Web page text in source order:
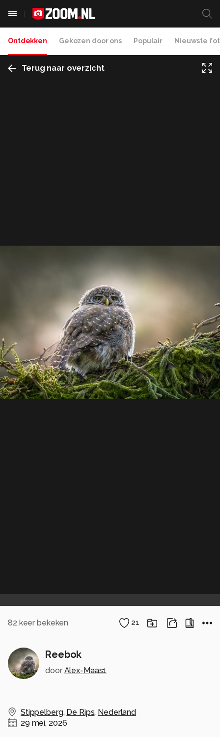
Ontdekken Gekozen door ons Populair Nieuwste
Terug naar overzicht
82 keer bekeken 21
Reebok
door Alex-Maas1
Stippelberg, De Rips, Nederland
29 mei, 2026